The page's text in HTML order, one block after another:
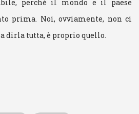
perché il mondo e il paese
prima. Noi, ovviamente, non ci
dirla tutta, è proprio quello.